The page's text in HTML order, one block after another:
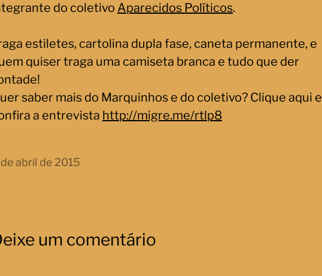
do coletivo Aparecidos Políticos.
estiletes, cartolina dupla fase, caneta permanente, e
quiser traga uma camiseta branca e tudo que der
saber mais do Marquinhos e do coletivo? Clique aqui e
a entrevista http://migre.me/rtlp8
abril de 2015
um comentário